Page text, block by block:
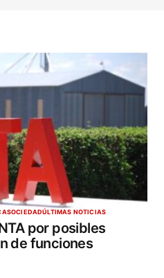
SOCIEDADÚLTIMAS NOTICIAS
por posibles
de funciones